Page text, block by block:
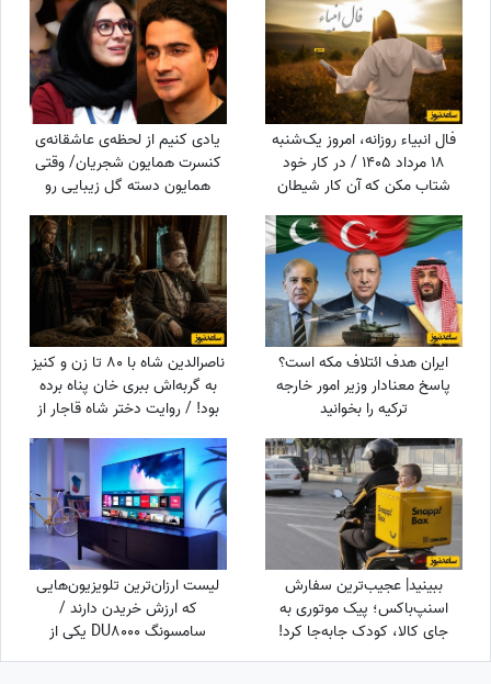
فال انبیاء روزانه، امروز یک‌شنبه
18 مرداد 1405 / در کار خود
شتاب مکن که آن کار شیطان
است و عاقبت پشیمان خواهی
شد، اما ...
یادی کنیم از لحظه‌ی عاشقانه‌ی
کنسرت همایون شجریان/ وقتی
همایون دسته گل زیبایی رو
تقدیم میکنه به سحر
دولت‌شاهی/ چه تیپ مینیمال و
شیکی زده سحر خانم!
ایران هدف ائتلاف مکه است؟
پاسخ معنادار وزیر امور خارجه
ترکیه را بخوانید
ناصرالدین شاه با 80 تا زن و کنیز
به گربه‌اش ببری خان پناه برده
بود! / روایت دختر شاه قاجار از
لایه‌های پنهان حرمسرای شاهی
ببینید| عجیب‌ترین سفارش
اسنپ‌باکس؛ پیک موتوری به
جای کالا، کودک جابه‌جا کرد!
لیست ارزان‌ترین تلویزیون‌هایی
که ارزش خریدن دارند /
سامسونگ DU8000 یکی از
ارزانترین تلویزیون‌های بازار